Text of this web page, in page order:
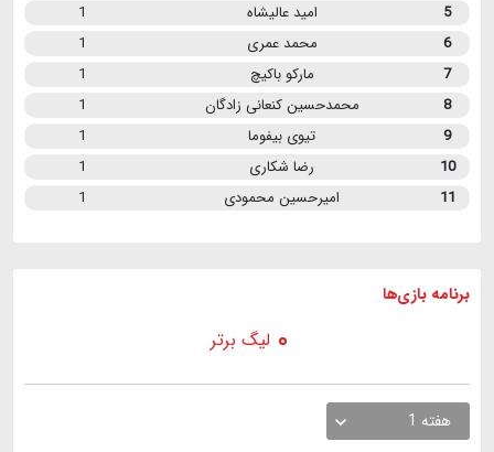
5
امید عالیشاه
1
6
محمد عمری
1
7
مارکو باکیچ
1
8
محمدحسین کنعانی زادگان
1
9
تیوی بیفوما
1
10
رضا شکاری
1
11
امیرحسین محمودی 1
برنامه بازی ها
لیگ برتر
هفته 1